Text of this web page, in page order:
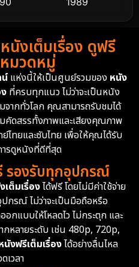
4
95
16
61
225
1985
1981
นังเต็มเรื่อง ดูฟรี
มวดหมู่
แห่งนี้ให้เป็นศูนย์รวมของ หนัง
ที่ครบทุกแนว ไม่ว่าจะเป็นหนัง
ากทั่วโลก คุณสามารถรับชมได้
คัดสรรทั้งภาพและเสียงคุณภาพ
ทยและซับไทย เพื่อให้คุณได้รับ
รดูหนังที่ดีที่สุด
รองรับทุกอุปกรณ์
เต็มเรื่องได้ฟรี โดยไม่มีค่าใช้จ่าย
กรณ์ ไม่ว่าจะเป็นมือถือหรือ
กแบบให้โหลดไว ไม่กระตุก และ
กหลายระดับ เช่น 480p, 720p,
นังฟรีเต็มเรื่องได้อย่างลื่นไหล
เวลา